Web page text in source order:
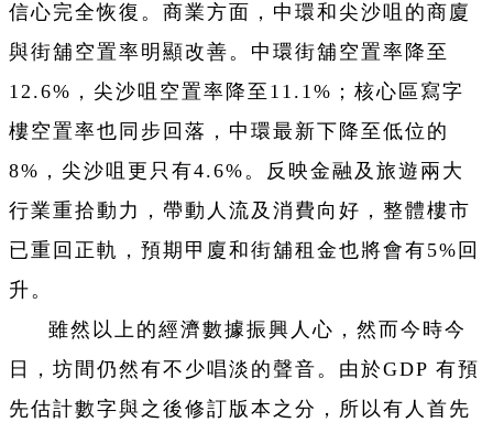
信心完全恢復。商業方面，中環和尖沙咀的商廈
與街舖空置率明顯改善。中環街舖空置率降至
12.6%，尖沙咀空置率降至11.1%；核心區寫字
樓空置率也同步回落，中環最新下降至低位的
8%，尖沙咀更只有4.6%。反映金融及旅遊兩大
行業重拾動力，帶動人流及消費向好，整體樓市
已重回正軌，預期甲廈和街舖租金也將會有5%回
升。
雖然以上的經濟數據振興人心，然而今時今
日，坊間仍然有不少唱淡的聲音。由於GDP 有預
先估計數字與之後修訂版本之分，所以有人首先